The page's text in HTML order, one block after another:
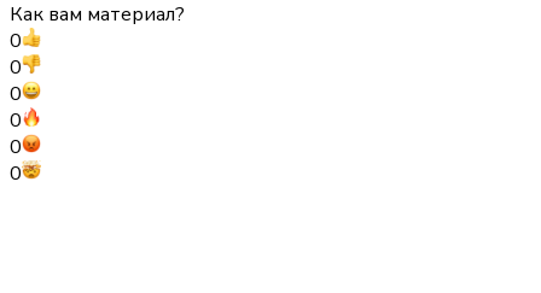
Как вам материал?
0
0
0
0
0
0